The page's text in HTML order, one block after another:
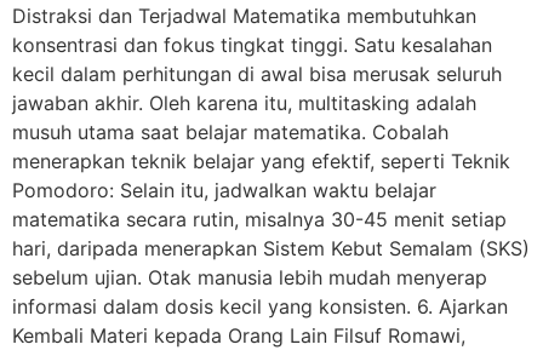
Distraksi dan Terjadwal Matematika membutuhkan
konsentrasi dan fokus tingkat tinggi. Satu kesalahan
kecil dalam perhitungan di awal bisa merusak seluruh
jawaban akhir. Oleh karena itu, multitasking adalah
musuh utama saat belajar matematika. Cobalah
menerapkan teknik belajar yang efektif, seperti Teknik
Pomodoro: Selain itu, jadwalkan waktu belajar
matematika secara rutin, misalnya 30-45 menit setiap
hari, daripada menerapkan Sistem Kebut Semalam (SKS)
sebelum ujian. Otak manusia lebih mudah menyerap
informasi dalam dosis kecil yang konsisten. 6. Ajarkan
Kembali Materi kepada Orang Lain Filsuf Romawi,